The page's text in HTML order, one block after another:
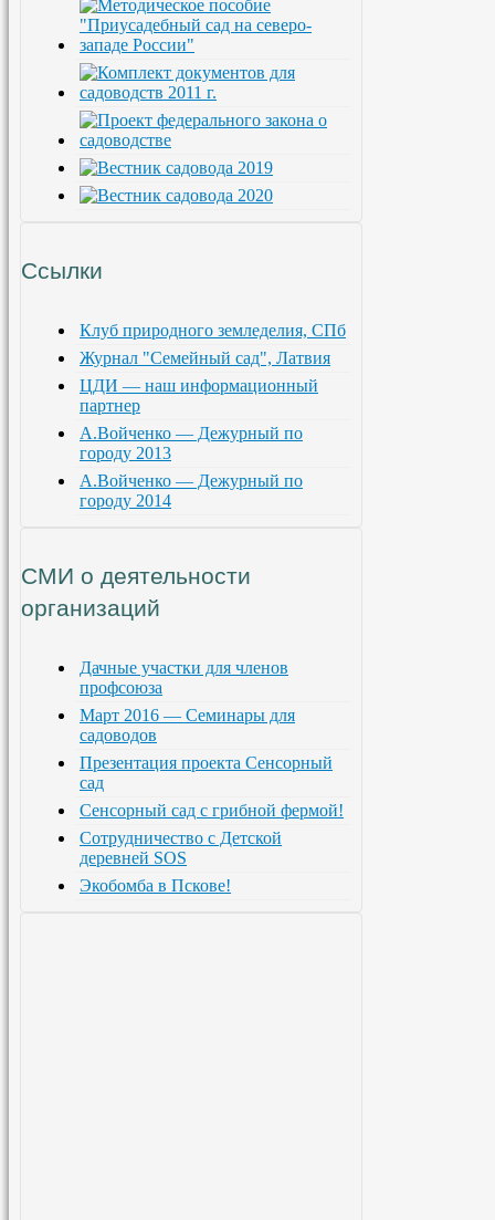
Ссылки
Клуб природного земледелия, СПб
Журнал "Семейный сад", Латвия
ЦДИ — наш информационный
партнер
А.Войченко — Дежурный по
городу 2013
А.Войченко — Дежурный по
городу 2014
СМИ о деятельности
организаций
Дачные участки для членов
профсоюза
Март 2016 — Семинары для
садоводов
Презентация проекта Сенсорный
сад
Сенсорный сад с грибной фермой!
Сотрудничество с Детской
деревней SOS
Экобомба в Пскове!